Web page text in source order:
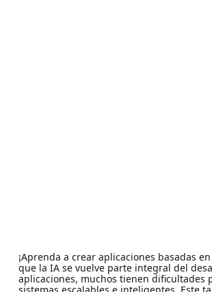
¡Aprenda a crear aplicaciones basadas
que la IA se vuelve parte integral del
aplicaciones, muchos tienen dificultades
sistemas escalables e inteligentes. Este